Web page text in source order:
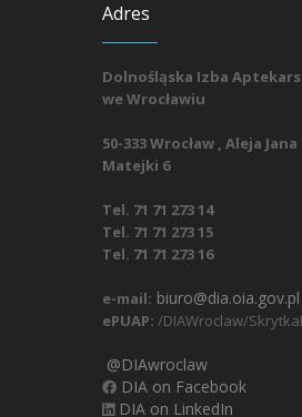
Adres
Dolnośląska Izba
we Wrocławiu
50-333 Wrocław , Aleja Jana
Matejki 6
Tel. 71 71 273 14
Tel. 71 71 273 15
Tel. 71 71 273 16
e-mail: biuro@dia.oia.gov.pl
ePUAP: /DIAWroclaw/
@DIAwroclaw
DIA on Facebook
DIA on LinkedIn